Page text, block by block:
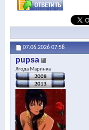
07.06.2026 07:58
pupsa
Ягода Маринка